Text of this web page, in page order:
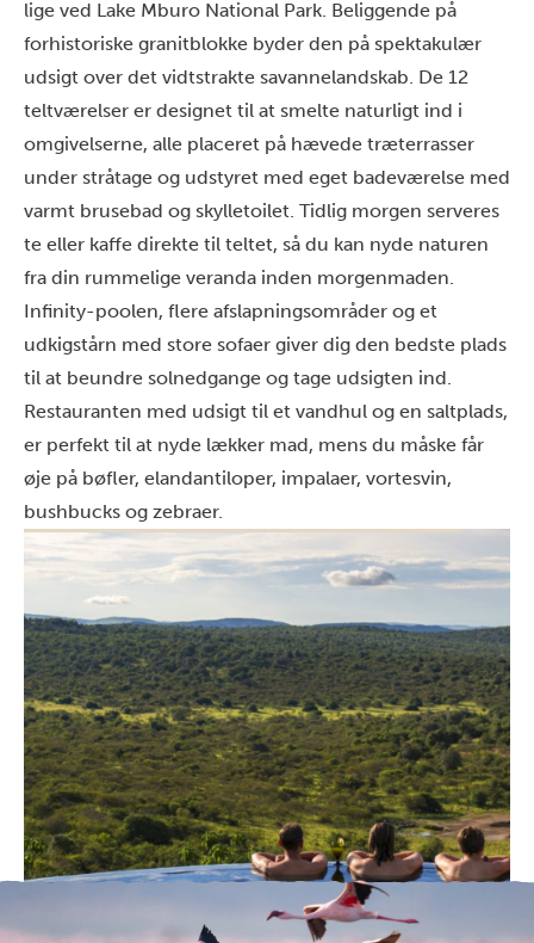
lige ved Lake Mburo National Park. Beliggende på
forhistoriske granitblokke byder den på spektakulær
udsigt over det vidtstrakte savannelandskab. De 12
teltværelser er designet til at smelte naturligt ind i
omgivelserne, alle placeret på hævede træterrasser
under stråtage og udstyret med eget badeværelse med
varmt brusebad og skylletoilet. Tidlig morgen serveres
te eller kaffe direkte til teltet, så du kan nyde naturen
fra din rummelige veranda inden morgenmaden.
Infinity-poolen, flere afslapningsområder og et
udkigstårn med store sofaer giver dig den bedste plads
til at beundre solnedgange og tage udsigten ind.
Restauranten med udsigt til et vandhul og en saltplads,
er perfekt til at nyde lækker mad, mens du måske får
øje på bøfler, elandantiloper, impalaer, vortesvin,
bushbucks og zebraer.